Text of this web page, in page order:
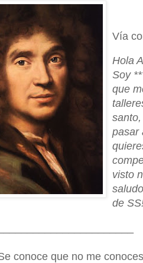
Vía
Hola
Soy
que
pasar
visto
de
conoce que no me